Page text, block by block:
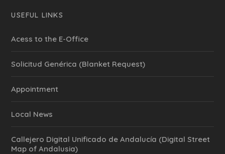
USEFUL LINKS
Acess to the E-Office
Solicitud Genérica (Blanket Request)
Appointment
Local News
Callejero Digital Unificado de Andalucía (Digital Street
Map of Andalusia)